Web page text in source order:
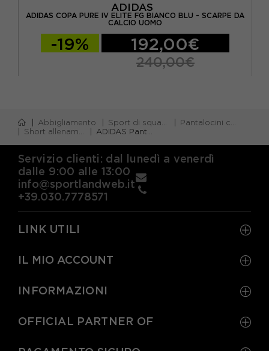
ADIDAS
ADIDAS COPA PURE IV ELITE FG BIANCO BLU - SCARPE DA
CALCIO UOMO
-19% 192,00€
240,00€
Abbigliamento Sport di squadra
Pantalocini calcio
Short allenamento calcio
ADIDAS Pantaloncini Calcio Tiro24 Blu Bianco Uomo
Servizio clienti: dal lunedì a venerdì
dalle 9:00 alle 13:00
info@sportlandweb.it
+39.030.7778571
LINK UTILI
IL MIO ACCOUNT
INFORMAZIONI
OFFICIAL PARTNER OF